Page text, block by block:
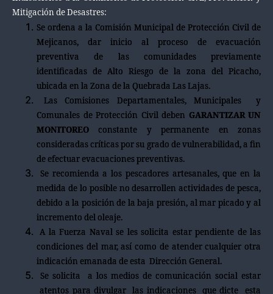
Mitigación de Desastres:
Se ordena a la Comisión Municipal de Protección Civil de
Mejicanos, dar inicio al proceso de evacuación
preventiva de las comunidades previamente
identificadas de Alto Riesgo de la zona del Picacho,
ubicada en la Zona de la Quebrada Las Lajas.
Las Comisiones Departamentales, Municipales y
Comunales de Protección Civil deben GARANTIZAR UN
MONITOREO constante y permanente en zonas
consideradas críticas por su grado de vulnerabilidad, a fin
de efectuar evacuaciones preventivas.
Se recomienda a los pescadores artesanales, que en la
medida de lo posible no desarrollen actividades de pesca,
debido a la posición de la baja presión, al mar picado y al
incremento del oleaje.
A la Fuerza Naval se les solicita estar pendiente de las
condiciones del mar, así como de atender cualquier otra
indicación emanada de esta Dirección General.
Se solicita a los medios de comunicación social estar
atentos para divulgar las indicaciones que dicte esta